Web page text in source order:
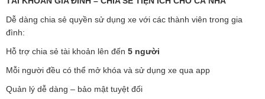
Dễ dàng chia sẻ quyền sử dụng xe với các thành viên trong gia
đình:
Hỗ trợ chia sẻ tài khoản lên đến 5 người
Mỗi người đều có thể mở khóa và sử dụng xe qua app
Quản lý dễ dàng – bảo mật tuyệt đối